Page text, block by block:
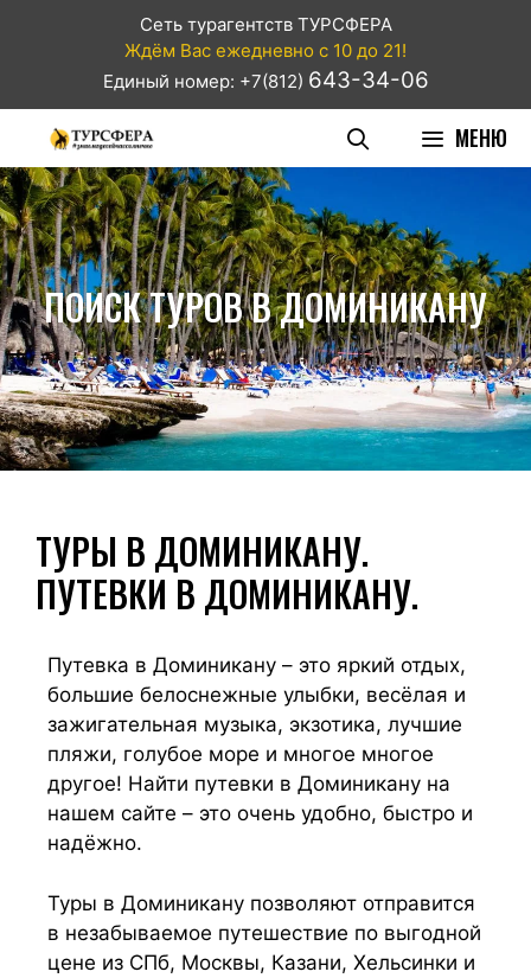
Сеть турагентств ТУРСФЕРА
Ждём Вас ежедневно с 10 до 21!
Единый номер: +7(812) 643-34-06
МЕНЮ
ПОИСК ТУРОВ В ДОМИНИКАНУ
ТУРЫ В ДОМИНИКАНУ.
ПУТЕВКИ В ДОМИНИКАНУ.
Путевка в Доминикану – это яркий отдых,
большие белоснежные улыбки, весёлая и
зажигательная музыка, экзотика, лучшие
пляжи, голубое море и многое многое
другое! Найти путевки в Доминикану на
нашем сайте – это очень удобно, быстро и
надёжно.
Туры в Доминикану позволяют отправится
в незабываемое путешествие по выгодной
цене из СПб, Москвы, Казани, Хельсинки и